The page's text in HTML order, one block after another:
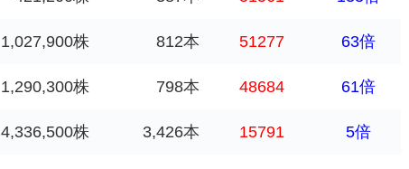
1,027,900株 812本 51277 63倍
1,290,300株 798本 48684 61倍
4,336,500株 3,426本 15791 5倍